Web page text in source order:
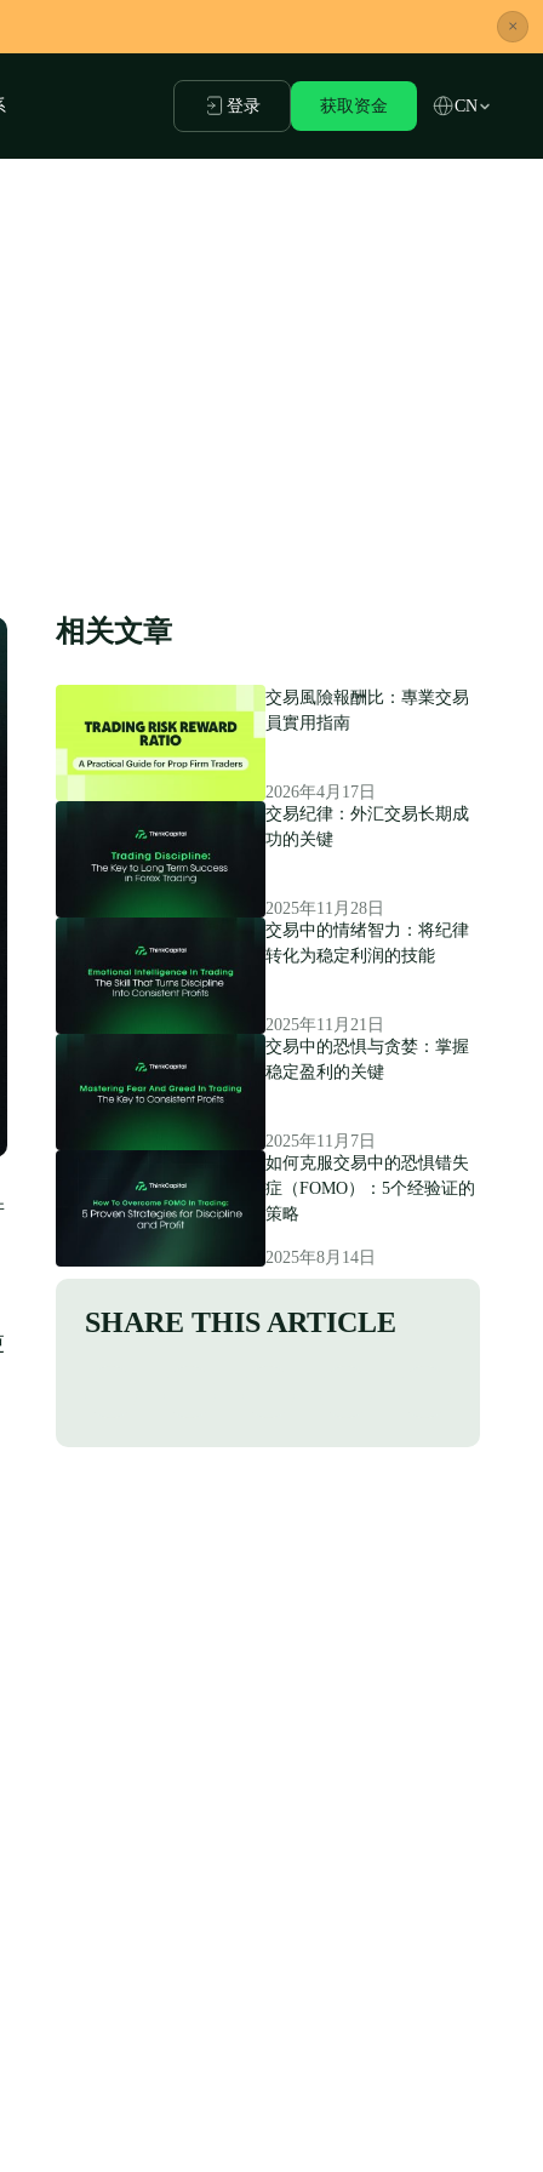
×
登录 获取资金 CN
相关文章
交易風險報酬比：專業交易
員實用指南
2026年4月17日
交易纪律：外汇交易长期成
功的关键
2025年11月28日
交易中的情绪智力：将纪律
转化为稳定利润的技能
2025年11月21日
交易中的恐惧与贪婪：掌握
稳定盈利的关键
2025年11月7日
如何克服交易中的恐惧错失
症（FOMO）：5个经验证的
策略
2025年8月14日
SHARE THIS ARTICLE